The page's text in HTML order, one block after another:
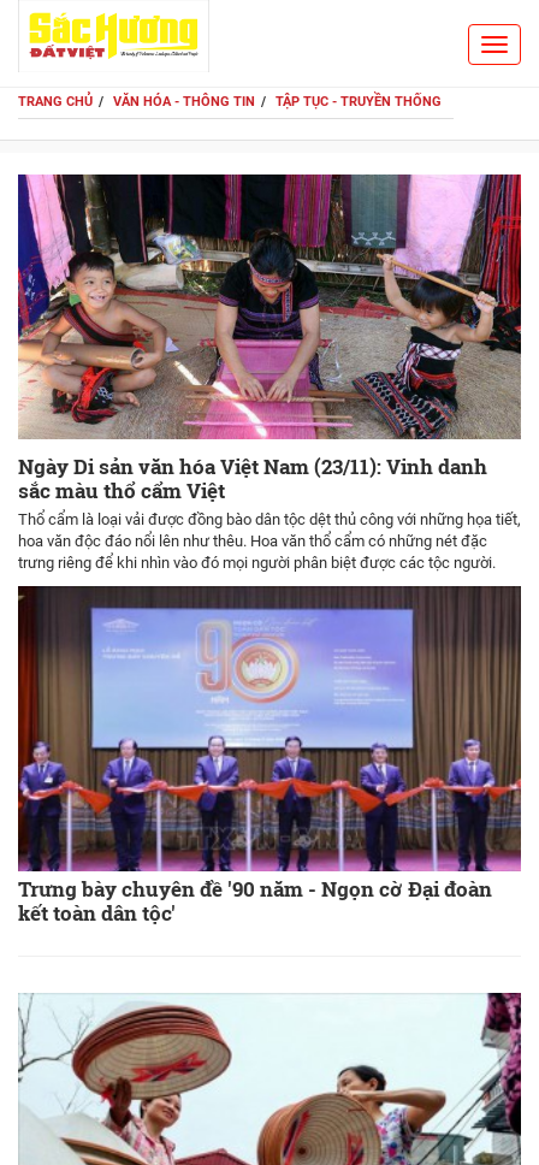
TRANG CHỦ VĂN HÓA - THÔNG TIN TẬP TỤC - TRUYỀN THỐNG
Ngày Di sản văn hóa Việt Nam (23/11): Vinh danh
sắc màu thổ cẩm Việt
Thổ cẩm là loại vải được đồng bào dân tộc dệt thủ công với những họa tiết,
hoa văn độc đáo nổi lên như thêu. Hoa văn thổ cẩm có những nét đặc
trưng riêng để khi nhìn vào đó mọi người phân biệt được các tộc người.
Trưng bày chuyên đề '90 năm - Ngọn cờ Đại đoàn
kết toàn dân tộc'